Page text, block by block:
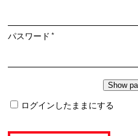
パスワード*必
ログインしたままにする